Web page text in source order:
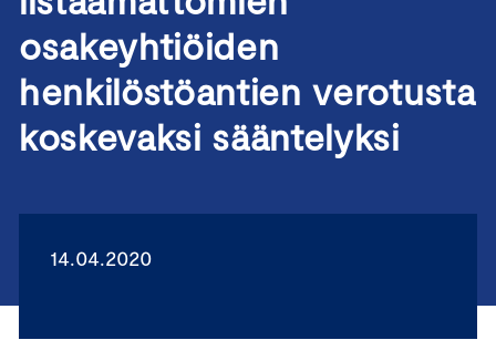
osakeyhtiöiden
henkilöstöantien verotusta
koskevaksi sääntelyksi
14.04.2020